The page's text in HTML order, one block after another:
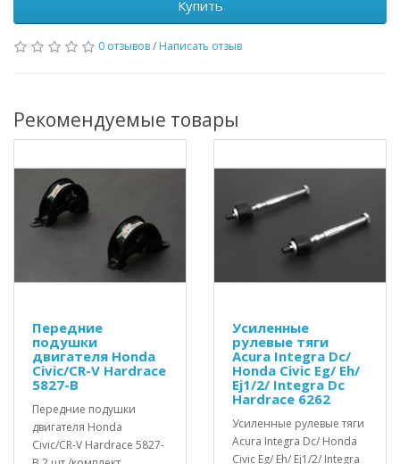
Купить
0 отзывов/ Написать отзыв
Рекомендуемые товары
Передние
подушки
двигателя Honda
Civic/CR-V Hardrace
5827-B
Передние подушки
двигателя Honda
Civic/CR-V Hardrace 5827-
Усиленные
рулевые тяги
Acura Integra Dc/
Honda Civic Eg/ Eh/
Ej1/2/ Integra Dc
Hardrace 6262
Усиленные рулевые тяги
Acura Integra Dc/ Honda
Civic Eg/ Eh/ Ej1/2/ Integra